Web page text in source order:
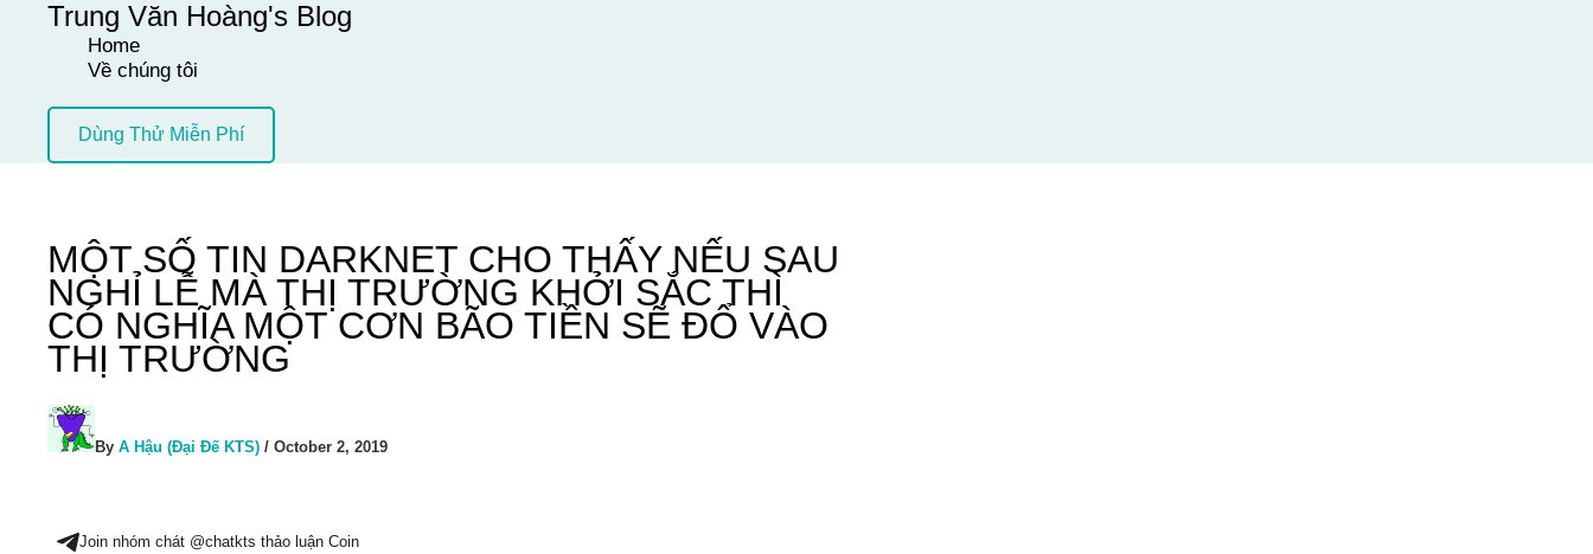
Trung Văn Hoàng's Blog
Home
Về chúng tôi
Dùng Thử Miễn Phí
MỘT SỐ TIN DARKNET CHO THẤY NẾU SAU
NGHỈ LỄ MÀ THỊ TRƯỜNG KHỞI SẮC THÌ
CÓ NGHĨA MỘT CƠN BÃO TIỀN SẼ ĐỔ VÀO
THỊ TRƯỜNG
By A Hậu (Đại Đế KTS) / October 2, 2019
Join nhóm chát @chatkts thảo luận Coin